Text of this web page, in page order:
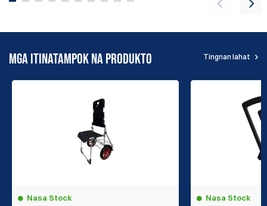
MGA ITINATAMPOK NA PRODUKTO Tingnan lahat
Nasa Stock Nasa Stock